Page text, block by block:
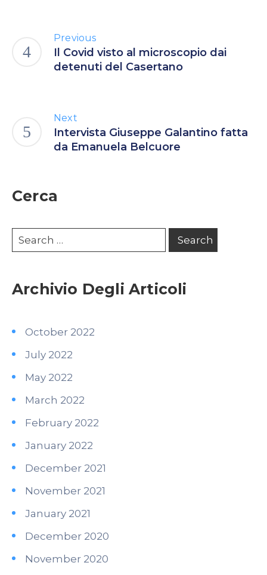
Previous
Il Covid visto al microscopio dai
detenuti del Casertano
Next
Intervista Giuseppe Galantino fatta
da Emanuela Belcuore
Cerca
Archivio Degli Articoli
October 2022
July 2022
May 2022
March 2022
February 2022
January 2022
December 2021
November 2021
January 2021
December 2020
November 2020